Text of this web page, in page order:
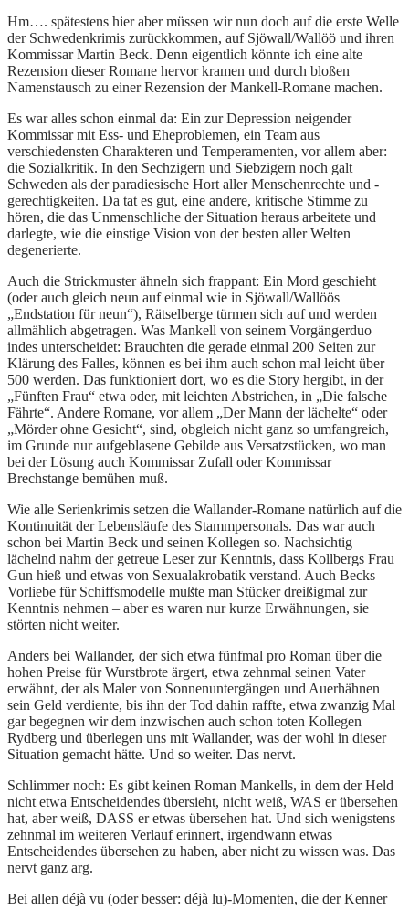
Hm…. spätestens hier aber müssen wir nun doch auf die erste Welle
der Schwedenkrimis zurückkommen, auf Sjöwall/Wallöö und ihren
Kommissar Martin Beck. Denn eigentlich könnte ich eine alte
Rezension dieser Romane hervor kramen und durch bloßen
Namenstausch zu einer Rezension der Mankell-Romane machen.
Es war alles schon einmal da: Ein zur Depression neigender
Kommissar mit Ess- und Eheproblemen, ein Team aus
verschiedensten Charakteren und Temperamenten, vor allem aber:
die Sozialkritik. In den Sechzigern und Siebzigern noch galt
Schweden als der paradiesische Hort aller Menschenrechte und -
gerechtigkeiten. Da tat es gut, eine andere, kritische Stimme zu
hören, die das Unmenschliche der Situation heraus arbeitete und
darlegte, wie die einstige Vision von der besten aller Welten
degenerierte.
Auch die Strickmuster ähneln sich frappant: Ein Mord geschieht
(oder auch gleich neun auf einmal wie in Sjöwall/Wallöös
„Endstation für neun“), Rätselberge türmen sich auf und werden
allmählich abgetragen. Was Mankell von seinem Vorgängerduo
indes unterscheidet: Brauchten die gerade einmal 200 Seiten zur
Klärung des Falles, können es bei ihm auch schon mal leicht über
500 werden. Das funktioniert dort, wo es die Story hergibt, in der
„Fünften Frau“ etwa oder, mit leichten Abstrichen, in „Die falsche
Fährte“. Andere Romane, vor allem „Der Mann der lächelte“ oder
„Mörder ohne Gesicht“, sind, obgleich nicht ganz so umfangreich,
im Grunde nur aufgeblasene Gebilde aus Versatzstücken, wo man
bei der Lösung auch Kommissar Zufall oder Kommissar
Brechstange bemühen muß.
Wie alle Serienkrimis setzen die Wallander-Romane natürlich auf die
Kontinuität der Lebensläufe des Stammpersonals. Das war auch
schon bei Martin Beck und seinen Kollegen so. Nachsichtig
lächelnd nahm der getreue Leser zur Kenntnis, dass Kollbergs Frau
Gun hieß und etwas von Sexualakrobatik verstand. Auch Becks
Vorliebe für Schiffsmodelle mußte man Stücker dreißigmal zur
Kenntnis nehmen – aber es waren nur kurze Erwähnungen, sie
störten nicht weiter.
Anders bei Wallander, der sich etwa fünfmal pro Roman über die
hohen Preise für Wurstbrote ärgert, etwa zehnmal seinen Vater
erwähnt, der als Maler von Sonnenuntergängen und Auerhähnen
sein Geld verdiente, bis ihn der Tod dahin raffte, etwa zwanzig Mal
gar begegnen wir dem inzwischen auch schon toten Kollegen
Rydberg und überlegen uns mit Wallander, was der wohl in dieser
Situation gemacht hätte. Und so weiter. Das nervt.
Schlimmer noch: Es gibt keinen Roman Mankells, in dem der Held
nicht etwa Entscheidendes übersieht, nicht weiß, WAS er übersehen
hat, aber weiß, DASS er etwas übersehen hat. Und sich wenigstens
zehnmal im weiteren Verlauf erinnert, irgendwann etwas
Entscheidendes übersehen zu haben, aber nicht zu wissen was. Das
nervt ganz arg.
Bei allen déjà vu (oder besser: déjà lu)-Momenten, die der Kenner